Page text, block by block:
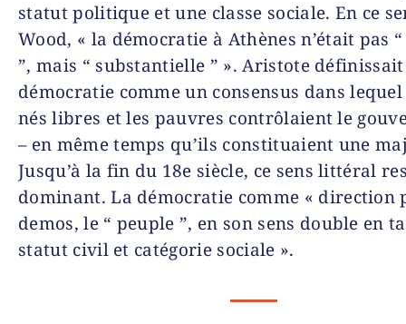
statut politique et une classe sociale. En ce
Wood, « la démocratie à Athènes n’était pas
”, mais “ substantielle ” ». Aristote
démocratie comme un consensus dans lequel
nés libres et les pauvres contrôlaient le
– en même temps qu’ils constituaient une
Jusqu’à la fin du 18e siècle, ce sens littéral
dominant. La démocratie comme « direction
demos, le “ peuple ”, en son sens double en
statut civil et catégorie sociale ».